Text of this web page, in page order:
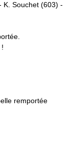
K. Souchet (603) -
remportée